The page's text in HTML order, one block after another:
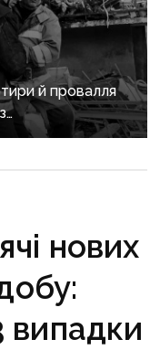
й провалля
нових
випадки